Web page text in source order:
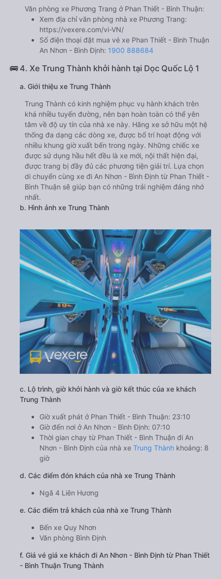
Văn phòng xe Phương Trang ở Phan Thiết - Bình Thuận:
Xem địa chỉ văn phòng nhà xe Phương Trang:
https://vexere.com/vi-VN/
Số điện thoại đặt mua vé xe Phan Thiết - Bình Thuận
An Nhơn - Bình Định: 1900 888684
🚌 4. Xe Trung Thành khởi hành tại Dọc Quốc Lộ 1
a. Giới thiệu xe Trung Thành
Trung Thành có kinh nghiệm phục vụ hành khách trên
khá nhiều tuyến đường, nên bạn hoàn toàn có thể yên
tâm về độ uy tín của nhà xe này. Hãng xe sở hữu một hệ
thống đa dạng các dòng xe, được bố trí hoạt động với
nhiều khung giờ xuất bến trong ngày. Những chiếc xe
được sử dụng hầu hết đều là xe mới, nội thất hiện đại,
được trang bị đầy đủ các phương tiện giải trí. Lựa chọn
di chuyển cùng xe đi An Nhơn - Bình Định từ Phan Thiết -
Bình Thuận sẽ giúp bạn có những trải nghiệm đáng nhớ
nhất.
b. Hình ảnh xe Trung Thành
c. Lộ trình, giờ khởi hành và giờ kết thúc của xe khách
Trung Thành
Giờ xuất phát ở Phan Thiết - Bình Thuận: 23:10
Giờ đến nơi ở An Nhơn - Bình Định: 07:10
Thời gian chạy từ Phan Thiết - Bình Thuận đi An
Nhơn - Bình Định của nhà xe Trung Thành khoảng: 8
giờ
d. Các điểm đón khách của nhà xe Trung Thành
Ngã 4 Liên Hương
e. Các điểm trả khách của nhà xe Trung Thành
Bến xe Quy Nhơn
Văn phòng Bình Định
f. Giá vé giá xe khách đi An Nhơn - Bình Định từ Phan Thiết
- Bình Thuận Trung Thành